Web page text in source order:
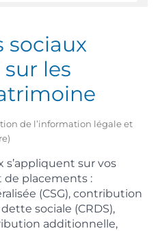
sociaux
sur les
de l’information légale et
s’appliquent sur vos
placements :
(CSG), contribution
sociale (CRDS),
additionnelle,